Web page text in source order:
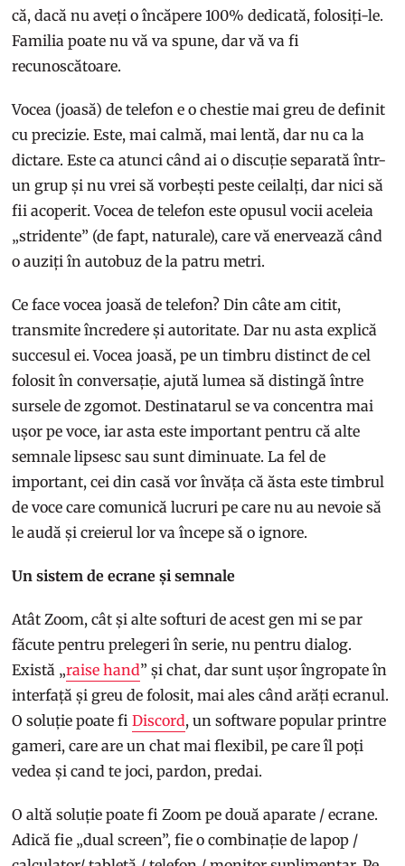
că, dacă nu aveți o încăpere 100% dedicată, folosiți-le.
Familia poate nu vă va spune, dar vă va fi
recunoscătoare.
Vocea (joasă) de telefon e o chestie mai greu de definit
cu precizie. Este, mai calmă, mai lentă, dar nu ca la
dictare. Este ca atunci când ai o discuție separată într-
un grup și nu vrei să vorbești peste ceilalți, dar nici să
fii acoperit. Vocea de telefon este opusul vocii aceleia
„stridente” (de fapt, naturale), care vă enervează când
o auziți în autobuz de la patru metri.
Ce face vocea joasă de telefon? Din câte am citit,
transmite încredere și autoritate. Dar nu asta explică
succesul ei. Vocea joasă, pe un timbru distinct de cel
folosit în conversație, ajută lumea să distingă între
sursele de zgomot. Destinatarul se va concentra mai
ușor pe voce, iar asta este important pentru că alte
semnale lipsesc sau sunt diminuate. La fel de
important, cei din casă vor învăța că ăsta este timbrul
de voce care comunică lucruri pe care nu au nevoie să
le audă și creierul lor va începe să o ignore.
Un sistem de ecrane și semnale
Atât Zoom, cât și alte softuri de acest gen mi se par
făcute pentru prelegeri în serie, nu pentru dialog.
Există „raise hand” și chat, dar sunt ușor îngropate în
interfață și greu de folosit, mai ales când arăți ecranul.
O soluție poate fiDiscord, un software popular printre
gameri, care are un chat mai flexibil, pe care îl poți
vedea și cand te joci, pardon, predai.
O altă soluție poate fi Zoom pe două aparate / ecrane.
Adică fie „dual screen”, fie o combinație de lapop /